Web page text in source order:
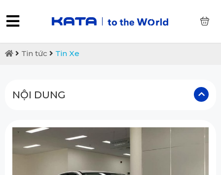
Tin tức Tin Xe
NỘI DUNG